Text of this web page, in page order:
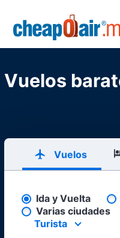
Skip to main content
Vuelos
Vuelos
Pick your
Ida y Vuelta
Varias ciudades
Select your preferred
Turista